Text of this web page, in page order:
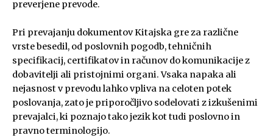
preverjene prevode.
Pri prevajanju dokumentov Kitajska gre za različne
vrste besedil, od poslovnih pogodb, tehničnih
specifikacij, certifikatov in računov do komunikacije z
dobavitelji ali pristojnimi organi. Vsaka napaka ali
nejasnost v prevodu lahko vpliva na celoten potek
poslovanja, zato je priporočljivo sodelovati z izkušenimi
prevajalci, ki poznajo tako jezik kot tudi poslovno in
pravno terminologijo.